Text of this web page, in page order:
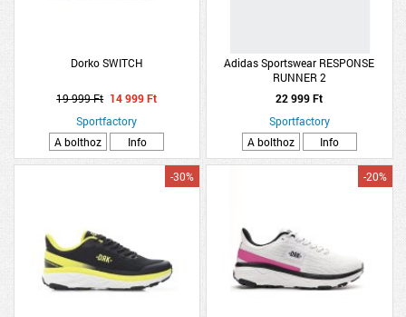
Dorko SWITCH
19 999 Ft 14 999 Ft
Sportfactory
A bolthoz
Info
Adidas Sportswear RESPONSE
RUNNER 2
22 999 Ft
Sportfactory
A bolthoz
Info
-30% -20%